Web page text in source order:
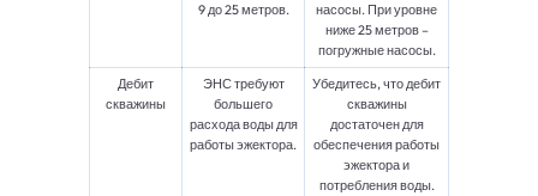
9 до 25 метров.
насосы. При уровне
ниже 25 метров –
погружные насосы.
Дебит
скважины
ЭНС требуют
большего
расхода воды для
работы эжектора.
Убедитесь, что дебит
скважины
достаточен для
обеспечения работы
эжектора и
потребления воды.